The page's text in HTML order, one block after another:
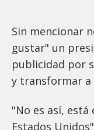
Sin mencionar
gustar" un
publicidad por
y transformar a
"No es así, está
Estados